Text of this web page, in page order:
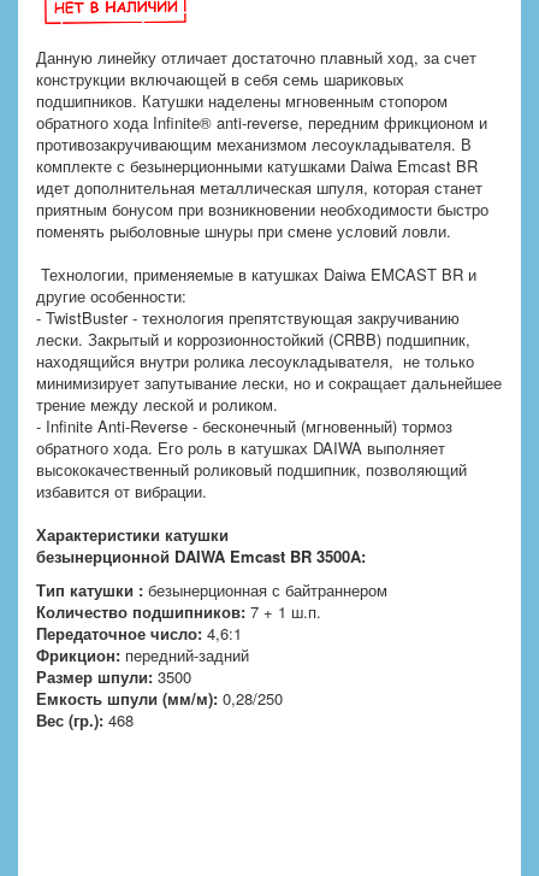
Данную линейку отличает достаточно плавный ход, за счет
конструкции включающей в себя семь шариковых
подшипников. Катушки наделены мгновенным стопором
обратного хода Infinite® anti-reverse, передним фрикционом и
противозакручивающим механизмом лесоукладывателя. В
комплекте с безынерционными катушками Daiwa Emcast BR
идет дополнительная металлическая шпуля, которая станет
приятным бонусом при возникновении необходимости быстро
поменять рыболовные шнуры при смене условий ловли.
Технологии, применяемые в катушках Daiwa EMCAST BR и
другие особенности:
- TwistBuster - технология препятствующая закручиванию
лески. Закрытый и коррозионностойкий (CRBB) подшипник,
находящийся внутри ролика лесоукладывателя, не только
минимизирует запутывание лески, но и сокращает дальнейшее
трение между леской и роликом.
- Infinite Anti-Reverse - бесконечный (мгновенный) тормоз
обратного хода. Его роль в катушках DAIWA выполняет
высококачественный роликовый подшипник, позволяющий
избавится от вибрации.
Характеристики катушки
безынерционной DAIWA Emcast BR 3500A:
Тип катушки : безынерционная с байтраннером
Количество подшипников: 7 + 1 ш.п.
Передаточное число: 4,6:1
Фрикцион: передний-задний
Размер шпули: 3500
Емкость шпули (мм/м): 0,28/250
Вес (гр.): 468